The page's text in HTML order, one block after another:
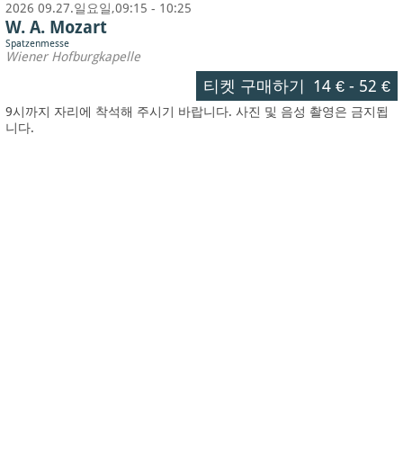
2026 09.27.일요일,09:15 - 10:25
W. A. Mozart
Spatzenmesse
Wiener Hofburgkapelle
티켓 구매하기 14 €- 52 €
9시까지 자리에 착석해 주시기 바랍니다. 사진 및 음성 촬영은 금지됩
니다.